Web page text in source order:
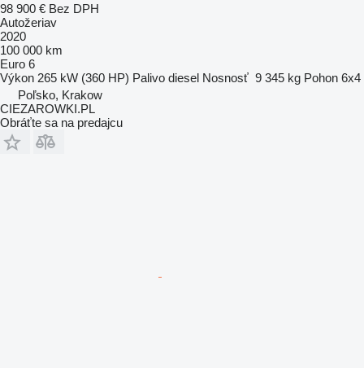
98 900 € Bez DPH
Autožeriav
2020
100 000 km
Euro 6
Výkon 265 kW (360 HP) Palivo diesel Nosnosť 9 345 kg Pohon 6x4
Poľsko, Krakow
CIEZAROWKI.PL
Obráťte sa na predajcu